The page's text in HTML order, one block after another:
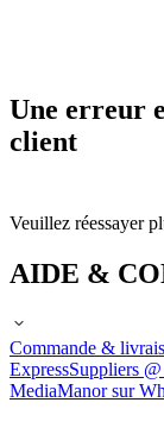
Une erreur
client
Veuillez réessayer
AIDE &
Commande &
ExpressSuppliers
MediaManor sur